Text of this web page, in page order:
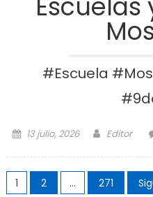
#Escuela
Posted on
13 julio, 2026 Author
Editor
Paginación
1 2 … 271